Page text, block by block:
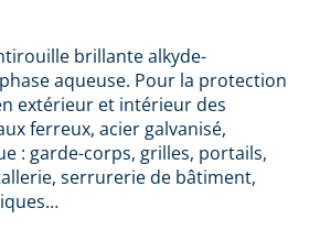
brillante alkyde-
aqueuse. Pour la protection
extérieur et intérieur des
ferreux, acier galvanisé,
: garde-corps, grilles, portails,
serrurerie de bâtiment,